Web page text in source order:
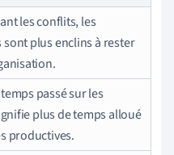
les conflits, les
sont plus enclins à rester
passé sur les
plus de temps alloué
productives.